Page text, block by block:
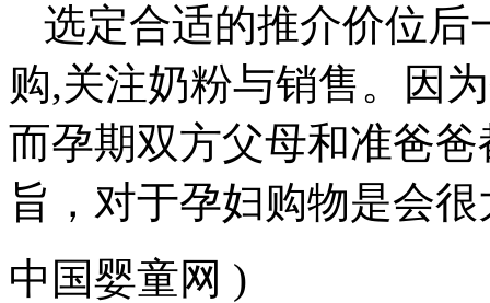
选定合适的推介价位后
购,关注奶粉与销售。因
而孕期双方父母和准爸
旨，对于孕妇购物是会
中国婴童网 )